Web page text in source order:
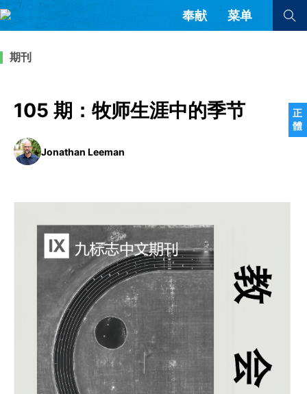
正
體
奉献 菜单
团契生活与祷告
查看全部
查看全部
简体中文 正體中文
英语
西班牙语
葡萄牙语
乌兹别克语
达里语
罗马尼亚语
意大利语
德语
土耳其语
阿拉伯语
阿尔巴尼亚语
塞尔维亚语 柬埔寨语
期刊
105 期：牧师生涯中的季节
Jonathan Leeman